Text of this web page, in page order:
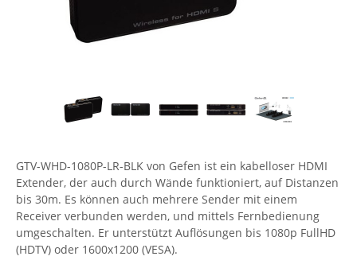
Energiemessung
Energieverteilung
IP, WLAN & GSM Sensorik
IoT - Internet of Things
IPC, Industrielle Netzwerktechnik & WLAN
Wi-Fi - WLAN - Wireless
Comet System
CompleTech
Enginko - mcf88
Fokus Technologies
Gefen
Gude
GTV-WHD-1080P-LR-BLK von Gefen ist ein kabelloser HDMI
Extender, der auch durch Wände funktioniert, auf Distanzen
bis 30m. Es können auch mehrere Sender mit einem
Receiver verbunden werden, und mittels Fernbedienung
umgeschalten. Er unterstützt Auflösungen bis 1080p FullHD
(HDTV) oder 1600x1200 (VESA).